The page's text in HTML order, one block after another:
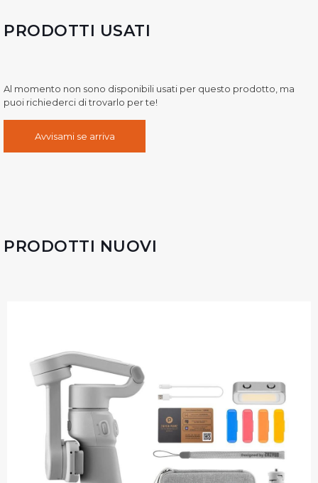
PRODOTTI USATI
Al momento non sono disponibili usati per questo prodotto, ma
puoi richiederci di trovarlo per te!
Avvisami se arriva
PRODOTTI NUOVI